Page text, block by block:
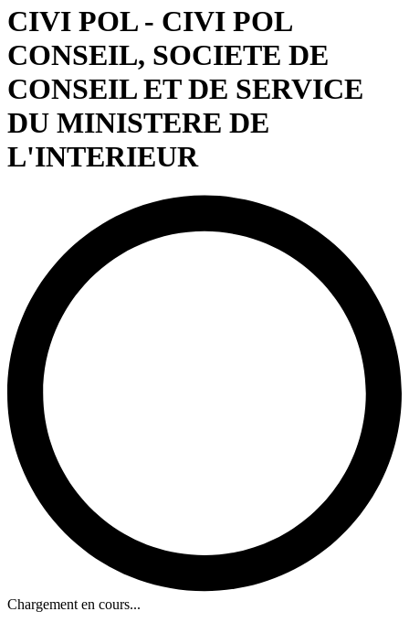
CIVI POL - CIVI POL
CONSEIL, SOCIETE DE
CONSEIL ET DE SERVICE
DU MINISTERE DE
L'INTERIEUR
Chargement en cours...